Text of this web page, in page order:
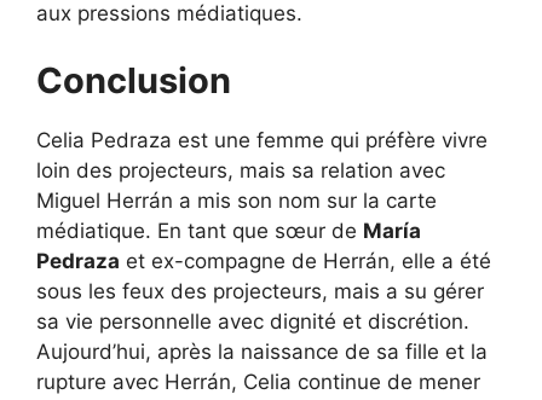
aux pressions médiatiques.
Conclusion
Celia Pedraza est une femme qui préfère vivre
loin des projecteurs, mais sa relation avec
Miguel Herrán a mis son nom sur la carte
médiatique. En tant que sœur de María
Pedraza et ex-compagne de Herrán, elle a été
sous les feux des projecteurs, mais a su gérer
sa vie personnelle avec dignité et discrétion.
Aujourd’hui, après la naissance de sa fille et la
rupture avec Herrán, Celia continue de mener